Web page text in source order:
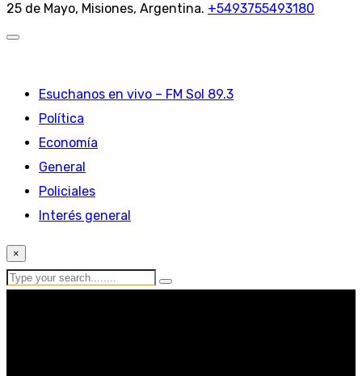
25 de Mayo, Misiones, Argentina. +5493755493180
Esuchanos en vivo – FM Sol 89.3
Política
Economía
General
Policiales
Interés general
×